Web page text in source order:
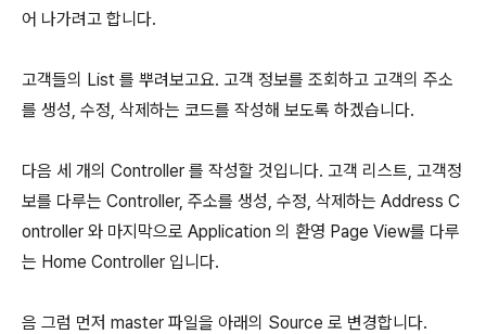
어 나가려고 합니다.
고객들의 List 를 뿌려보고요. 고객 정보를 조회하고 고객의 주소
를 생성, 수정, 삭제하는 코드를 작성해 보도록 하겠습니다.
다음 세 개의 Controller 를 작성할 것입니다. 고객 리스트, 고객정
보를 다루는 Controller, 주소를 생성, 수정, 삭제하는 Address C
ontroller 와 마지막으로 Application 의 환영 Page View를 다루
는 Home Controller 입니다.
음 그럼 먼저 master 파일을 아래의 Source 로 변경합니다.